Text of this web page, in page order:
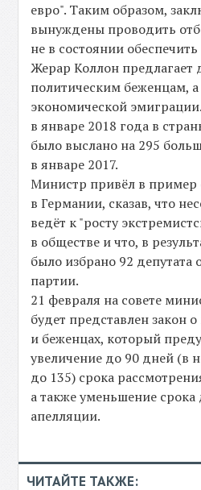
евро". Таким образом,
вынуждены проводить
не в состоянии
Жерар Коллон предлагает
политическим беженцам,
экономической
в январе 2018 года в
было выслано на 295
в январе 2017.
Министр привёл в пример
в Германии, сказав, что
ведёт к "росту
в обществе и что, в
было избрано 92 депутата
партии.
21 февраля на совете
будет представлен закон
и беженцах, который
увеличение до 90 дней (в
до 135) срока
а также уменьшение
апелляции.
ЧИТАЙТЕ ТАКЖЕ: